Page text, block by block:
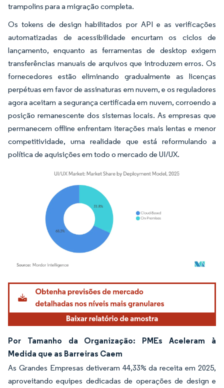
trampolins para a migração completa.
Os tokens de design habilitados por API e as verificações
automatizadas de acessibilidade encurtam os ciclos de
lançamento, enquanto as ferramentas de desktop exigem
transferências manuais de arquivos que introduzem erros. Os
fornecedores estão eliminando gradualmente as licenças
perpétuas em favor de assinaturas em nuvem, e os reguladores
agora aceitam a segurança certificada em nuvem, corroendo a
posição remanescente dos sistemas locais. As empresas que
permanecem offline enfrentam iterações mais lentas e menor
competitividade, uma realidade que está reformulando a
política de aquisições em todo o mercado de UI/UX.
Imagem © Mordor Intelligence. O reuso requer atribuição conforme CC BY 4.0.
Por Tamanho da Organização: PMEs Aceleram à
Medida que as Barreiras Caem
As Grandes Empresas detiveram 44,33% da receita em 2025,
aproveitando equipes dedicadas de operações de design e